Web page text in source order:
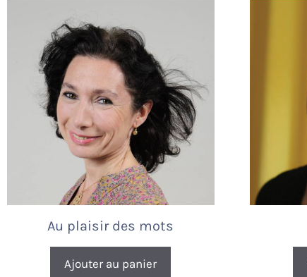
Au plaisir des mots
Ajouter au panier